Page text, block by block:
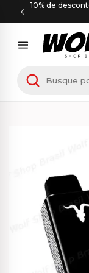
10% de
Início /PODS